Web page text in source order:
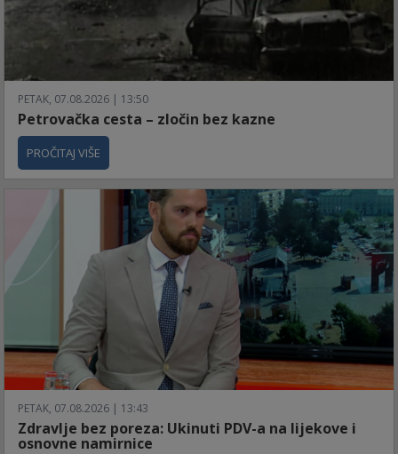
PETAK, 07.08.2026 | 13:50
Petrovačka cesta – zločin bez kazne
PROČITAJ VIŠE
PETAK, 07.08.2026 | 13:43
Zdravlje bez poreza: Ukinuti PDV-a na lijekove i
osnovne namirnice